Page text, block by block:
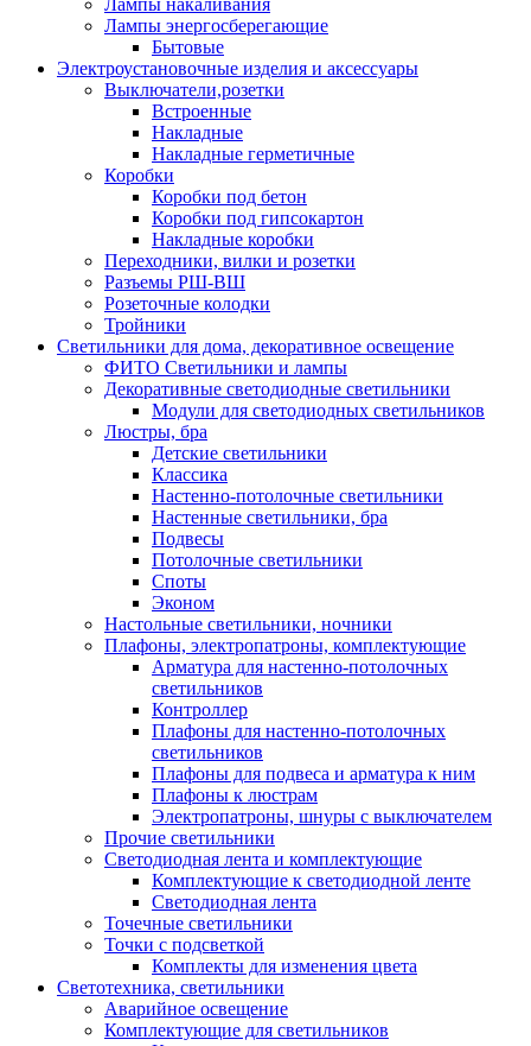
Лампы накаливания
Лампы энергосберегающие
Бытовые
Электроустановочные изделия и аксессуары
Выключатели,розетки
Встроенные
Накладные
Накладные герметичные
Коробки
Коробки под бетон
Коробки под гипсокартон
Накладные коробки
Переходники, вилки и розетки
Разъемы РШ-ВШ
Розеточные колодки
Тройники
Светильники для дома, декоративное освещение
ФИТО Светильники и лампы
Декоративные светодиодные светильники
Модули для светодиодных светильников
Люстры, бра
Детские светильники
Классика
Настенно-потолочные светильники
Настенные светильники, бра
Подвесы
Потолочные светильники
Споты
Эконом
Настольные светильники, ночники
Плафоны, электропатроны, комплектующие
Арматура для настенно-потолочных
светильников
Контроллер
Плафоны для настенно-потолочных
светильников
Плафоны для подвеса и арматура к ним
Плафоны к люстрам
Электропатроны, шнуры с выключателем
Прочие светильники
Светодиодная лента и комплектующие
Комплектующие к светодиодной ленте
Светодиодная лента
Точечные светильники
Точки с подсветкой
Комплекты для изменения цвета
Светотехника, светильники
Аварийное освещение
Комплектующие для светильников